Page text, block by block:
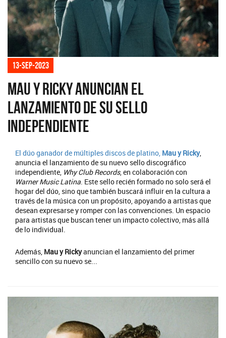
13-sep-2023
Mau y Ricky anuncian el
lanzamiento de su sello
independiente
El dúo ganador de múltiples discos de platino, Mau y Ricky,
anuncia el lanzamiento de su nuevo sello discográfico
independiente, Why Club Records, en colaboración con
Warner Music Latina. Este sello recién formado no solo será el
hogar del dúo, sino que también buscará influir en la cultura a
través de la música con un propósito, apoyando a artistas que
desean expresarse y romper con las convenciones. Un espacio
para artistas que buscan tener un impacto colectivo, más allá
de lo individual.
Además, Mau y Rickyanuncian el lanzamiento del primer
sencillo con su nuevo se...